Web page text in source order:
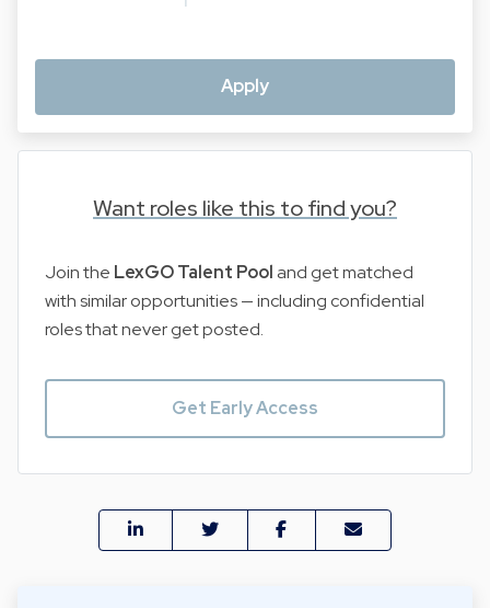
Apply
Want roles like this to find you?
Join the LexGO Talent Pool and get matched
with similar opportunities — including confidential
roles that never get posted.
Get Early Access